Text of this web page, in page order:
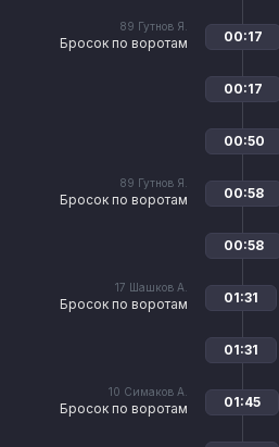
89 Гутнов Я.
Бросок по воротам 00:17
00:17
00:50
89 Гутнов Я.
Бросок по воротам 00:58
00:58
17 Шашков А.
Бросок по воротам 01:31
01:31
10 Симаков А.
Бросок по воротам 01:45